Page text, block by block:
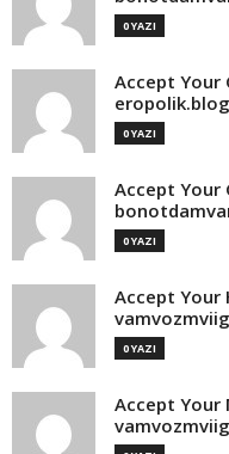
0 YAZI
Accept
0 YAZI
Accept Your
0 YAZI
Accept Your
0 YAZI
Accept Your